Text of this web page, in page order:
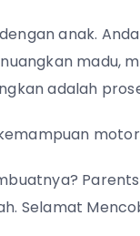
anak.
madu,
adalah
Selamat